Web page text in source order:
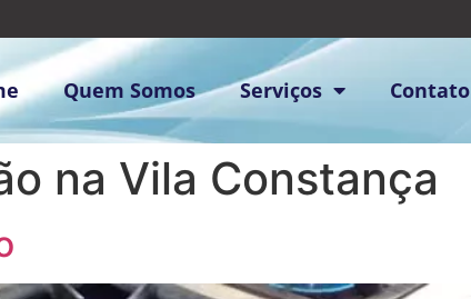
Quem Somos Serviços Contato
na Vila Constança